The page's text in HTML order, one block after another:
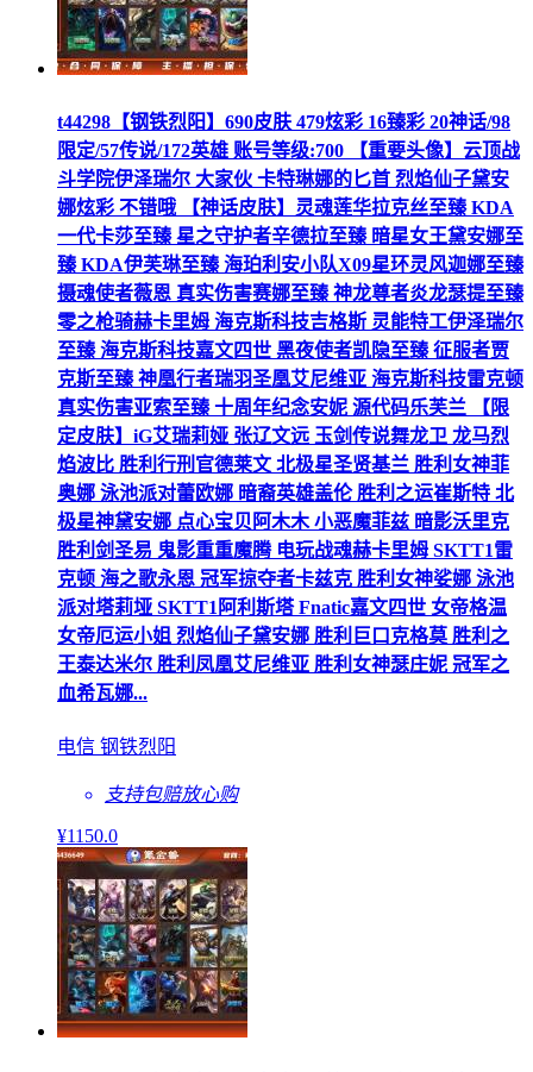
t44298【钢铁烈阳】690皮肤 479炫彩 16臻彩 20神话/98
限定/57传说/172英雄 账号等级:700 【重要头像】云顶战
斗学院伊泽瑞尔 大家伙 卡特琳娜的匕首 烈焰仙子黛安
娜炫彩 不错哦 【神话皮肤】灵魂莲华拉克丝至臻 KDA
一代卡莎至臻 星之守护者辛德拉至臻 暗星女王黛安娜至
臻 KDA伊芙琳至臻 海珀利安小队X09星环灵风迦娜至臻
摄魂使者薇恩 真实伤害赛娜至臻 神龙尊者炎龙瑟提至臻
零之枪骑赫卡里姆 海克斯科技吉格斯 灵能特工伊泽瑞尔
至臻 海克斯科技嘉文四世 黑夜使者凯隐至臻 征服者贾
克斯至臻 神凰行者瑞羽圣凰艾尼维亚 海克斯科技雷克顿
真实伤害亚索至臻 十周年纪念安妮 源代码乐芙兰 【限
定皮肤】iG艾瑞莉娅 张辽文远 玉剑传说舞龙卫 龙马烈
焰波比 胜利行刑官德莱文 北极星圣贤基兰 胜利女神菲
奥娜 泳池派对蕾欧娜 暗裔英雄盖伦 胜利之运崔斯特 北
极星神黛安娜 点心宝贝阿木木 小恶魔菲兹 暗影沃里克
胜利剑圣易 鬼影重重魔腾 电玩战魂赫卡里姆 SKTT1雷
克顿 海之歌永恩 冠军掠夺者卡兹克 胜利女神娑娜 泳池
派对塔莉垭 SKTT1阿利斯塔 Fnatic嘉文四世 女帝格温
女帝厄运小姐 烈焰仙子黛安娜 胜利巨口克格莫 胜利之
王泰达米尔 胜利凤凰艾尼维亚 胜利女神瑟庄妮 冠军之
血希瓦娜...
电信 钢铁烈阳
支持包赔放心购
¥1150.0